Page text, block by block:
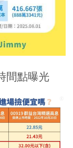
間點曝光